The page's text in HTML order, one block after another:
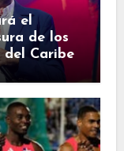
el
de los
del Caribe